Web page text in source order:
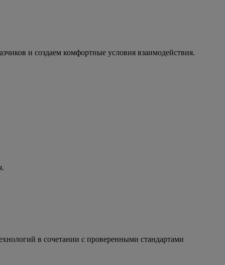
и создаем комфортные условия взаимодействия.
в сочетании с проверенными стандартами